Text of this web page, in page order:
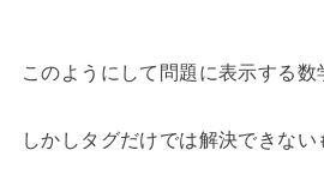
このようにして問題に表示する
しかしタグだけでは解決できない